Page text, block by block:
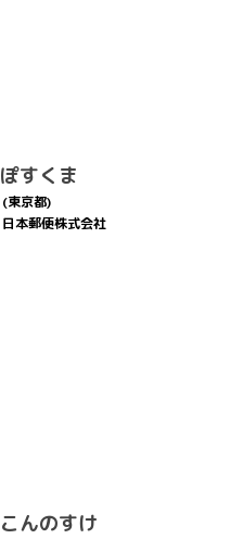
ぽすくま
(東京都)
日本郵便株式会社
こんのすけ